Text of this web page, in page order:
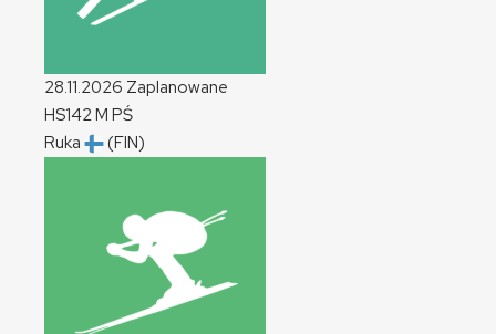
28.11.2026 Zaplanowane
HS142M PŚ
Ruka
(FIN)